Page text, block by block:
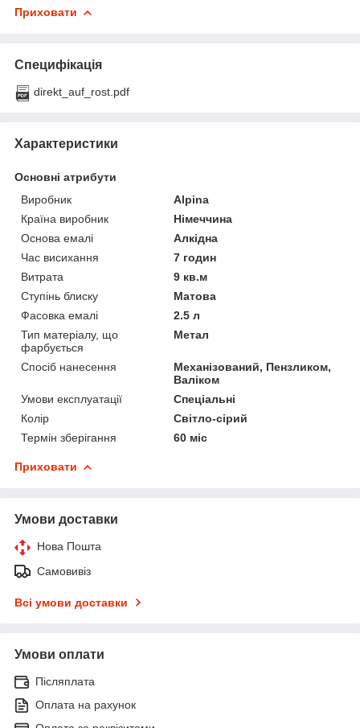
Приховати
Специфікація
direkt_auf_rost.pdf
Характеристики
Основні атрибути
Виробник
Alpina
Країна виробник
Німеччина
Основа емалі
Алкідна
Час висихання
7 годин
Витрата
9 кв.м
Ступінь блиску
Матова
Фасовка емалі
2.5 л
Тип матеріалу, що
фарбується
Метал
Спосіб нанесення
Механізований, Пензликом,
Валіком
Умови експлуатації
Спеціальні
Колір
Світло-сірий
Термін зберігання
60 міс
Приховати
Умови доставки
Нова Пошта
Самовивіз
Всі умови доставки
Умови оплати
Післяплата
Оплата на рахунок